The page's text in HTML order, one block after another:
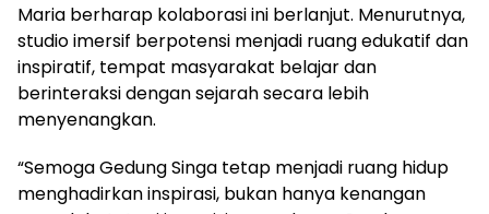
Maria berharap kolaborasi ini berlanjut. Menurutnya,
studio imersif berpotensi menjadi ruang edukatif dan
inspiratif, tempat masyarakat belajar dan
berinteraksi dengan sejarah secara lebih
menyenangkan.
“Semoga Gedung Singa tetap menjadi ruang hidup
menghadirkan inspirasi, bukan hanya kenangan